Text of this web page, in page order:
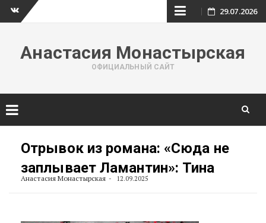
Вк Skip
content
29.07.2026
Анастасия Монастырская
ОФИЦИАЛЬНЫЙ САЙТ
Отрывок из романа: «Сюда не
заплывает Ламантин»: Тина
Анастасия Монастырская 12.09.2025